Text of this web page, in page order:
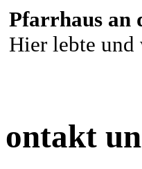
Pfarrhaus an
Hier lebte und
ontakt